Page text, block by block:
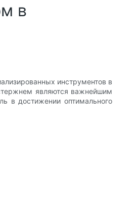
в
инструментов в
являются важнейшим
в достижении оптимального